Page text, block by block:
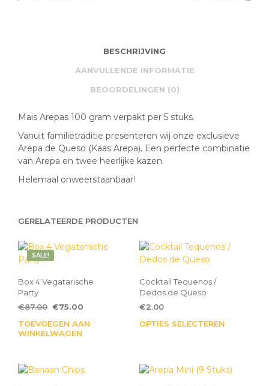
BESCHRIJVING
AANVULLENDE INFORMATIE
BEOORDELINGEN (0)
Mais Arepas 100 gram verpakt per 5 stuks.
Vanuit familietraditie presenteren wij onze exclusieve
Arepa de Queso (Kaas Arepa). Een perfecte combinatie
van Arepa en twee heerlijke kazen.
Helemaal onweerstaanbaar!
GERELATEERDE PRODUCTEN
SALE!
Box 4 Vegatarische
Party
€87.00 Oorspronkelijke
was:
€75.00
is:
TOEVOEGEN AAN
WINKELWAGEN
Cocktail Tequenos /
Dedos de Queso
€2.00
OPTIES SELECTEREN